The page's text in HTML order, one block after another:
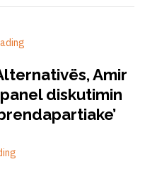
Amir
diskutimin